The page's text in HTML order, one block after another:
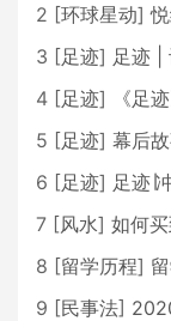
2 [环球星动]
3 [足迹] 足迹 |
4 [足迹]
《足
5 [足迹] 幕后
6 [足迹] 足迹∣
7 [风水] 如何
8 [留学历程] 留
9 [民事法]